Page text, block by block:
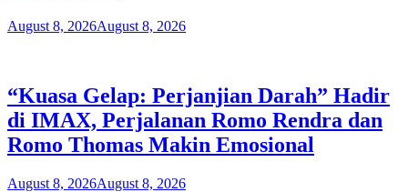
August 8, 2026August 8, 2026
“Kuasa Gelap: Perjanjian Darah” Hadir
di IMAX, Perjalanan Romo Rendra dan
Romo Thomas Makin Emosional
August 8, 2026August 8, 2026